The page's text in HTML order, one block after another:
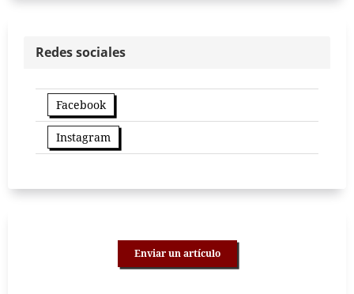
Redes sociales
Facebook
Instagram
Enviar un artículo